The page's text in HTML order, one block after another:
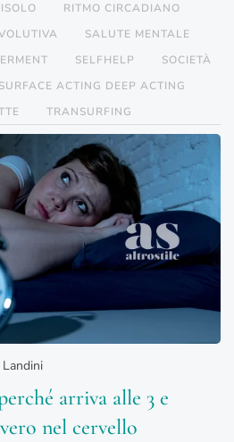
RITMO CIRCADIANO
SALUTE MENTALE
SELFHELP
SOCIETÀ
SURFACE ACTING DEEP ACTING
TRANSURFING
arriva alle 3 e
nel cervello